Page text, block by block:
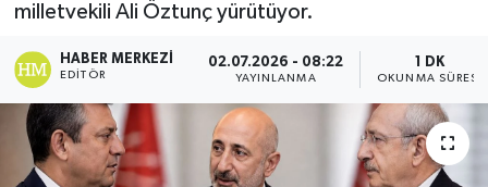
milletvekili Ali Öztunç yürütüyor.
HABER MERKEZI
EDITÖR
02.07.2026 - 08:22
YAYINLANMA
1 DK
OKUNMA SÜRESI
SOSYAL YAŞAM
ULUSAL HABERLER
İLÇE HABERLERİ
İŞ DÜNYASI
Son Dakika Haberleri
Haber Arşivi